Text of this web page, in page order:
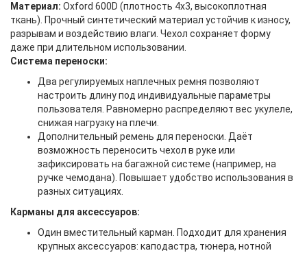
Материал: Oxford 600D (плотность 4x3, высокоплотная
ткань). Прочный синтетический материал устойчив к износу,
разрывам и воздействию влаги. Чехол сохраняет форму
даже при длительном использовании.
Система переноски:
Два регулируемых наплечных ремня позволяют
настроить длину под индивидуальные параметры
пользователя. Равномерно распределяют вес укулеле,
снижая нагрузку на плечи.
Дополнительный ремень для переноски. Даёт
возможность переносить чехол в руке или
зафиксировать на багажной системе (например, на
ручке чемодана). Повышает удобство использования в
разных ситуациях.
Карманы для аксессуаров:
Один вместительный карман. Подходит для хранения
крупных аксессуаров: каподастра, тюнера, нотной